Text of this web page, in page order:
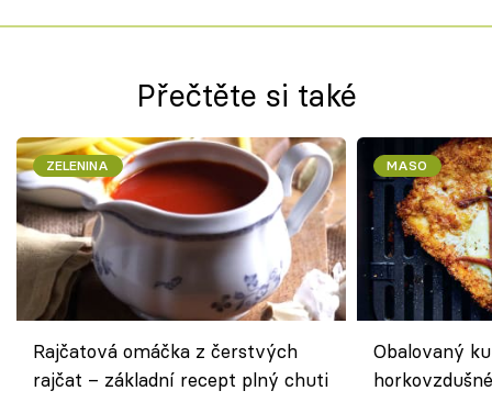
Přečtěte si také
ZELENINA
Rajčatová omáčka z čerstvých
rajčat – základní recept plný chuti
MASO
Obalovaný